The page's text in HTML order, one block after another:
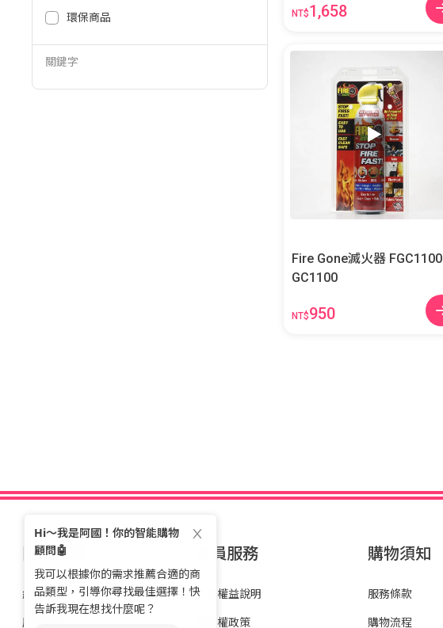
環保商品
關鍵字
NT$1,658
Fire Gone滅火器 FGC1100 F
GC1100
NT$950
關於全國
經營理念
歷史沿革
會員服務
會員權益說明
隱私權政策
購物須知
服務條款
購物流程